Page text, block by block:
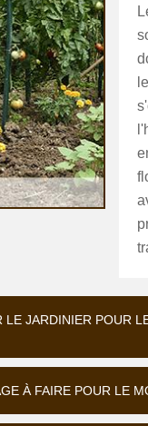
LE JARDINIER POUR
À FAIRE POUR LE